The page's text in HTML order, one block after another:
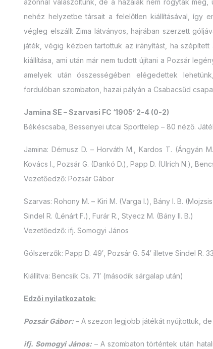
azonnal válaszoltunk, de a hazaiak nem rogytak
nehéz helyzetbe társait a felelőtlen kiállításával, így
végleg elszállt Zima látványos, hajrában szerzett
játék, végig kézben tartottuk az irányítást, ha
kiállítása, ami után már nem tudott újítani a Pozsár
amelyek után összességében elégedettek
fordulóban szombaton, hazai pályán a Csabacsűd
Jamina SE – Szarvasi FC ‘1905’ 2-4 (0-2)
Békéscsaba, Bessenyei utcai Sporttelep – 80 néző.
Jamina: Démusz D. – Horváth M., Kardos T. (Ángyán
Kovács I., Pozsár G. (Dankó D.), Papp D. (Ulrich N.),
Vezetőedző: Pozsár Gábor
Szarvas: Rohony M. – Kiri M. (Varga I.), Bány I. B.
Sindel R. (Lénárt F.), Furár R., Styecz M. (Bány II. B.)
Vezetőedző: ifj. Somogyi János
Gólszerzők: Papp D. 49′, Pozsár G. 54′ illetve Sindel R.
Kiállítva: Bencsik Cs. 71′ (második sárgalap után)
Edzői nyilatkozatok:
Pozsár Gábor: – A szezon legjobb játékát nyújtottuk,
ifj. Somogyi János: – A szombaton történtek után